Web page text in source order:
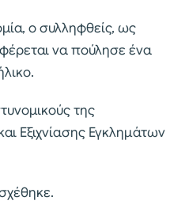
ο συλληφθείς, ως
να πούλησε ένα
της
Εξιχνίασης Εγκλημάτων